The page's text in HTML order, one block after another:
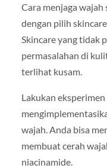
Cara menjaga
dengan pilih
Skincare yang tidak
permasalahan di
terlihat kusam.
Lakukan
wajah. Anda bisa
membuat cerah
niacinamide.